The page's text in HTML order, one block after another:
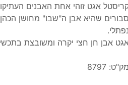
אגט זוהי אחת האבנים
סבורים שהיא אבן ה"שבו" מחושן
נפתלי.
אבן חן חצי יקרה ומשובצת
מק"ט: 8797